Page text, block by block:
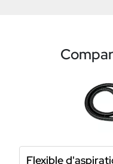
Flexible